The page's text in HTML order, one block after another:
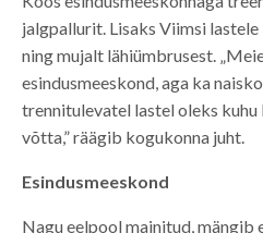
jalgpallurit. Lisaks Viimsi
ning mujalt lähiümbrusest.
esindusmeeskond, aga ka
trennitulevatel lastel oleks kuhu
võtta,” räägib kogukonna juht.
Esindusmeeskond
Nagu eelpool mainitud, mängib